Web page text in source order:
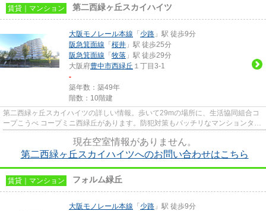
賃貸｜マンション 第二西緑ヶ丘スカイハイツ
大阪モノレール本線 「 少路 」駅 徒歩9分
阪急箕面線 「 桜井 」駅 徒歩25分
阪急箕面線 「 牧落 」駅 徒歩29分
大阪府豊中市西緑丘 １丁目3-1
-
築年数：築49年
階数：10階建
第二西緑ヶ丘スカイハイツの詳しい情報。歩いて29mの場所に、生活協同組合コ
ープこうべ コープミニ西緑丘があります。防犯対策もバッチリなマンションタイ
現在空室情報がありません。
第二西緑ヶ丘スカイハイツへのお問い合わせはこちら
賃貸｜マンション フォルム緑丘
大阪モノレール本線 「 少路 」駅 徒歩9分